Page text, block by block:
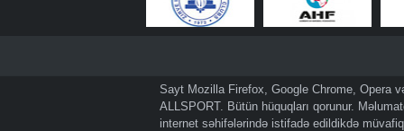
Sayt Mozilla Firefox, Google Chrome, Opera
ALLSPORT. Bütün hüquqları qorunur.
internet səhifələrində istifadə edildikdə